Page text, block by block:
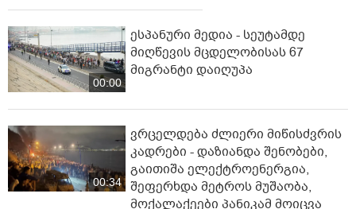
00:00
ესპანური მედია - სეუტამდე
მიღწევის მცდელობისას 67
მიგრანტი დაიღუპა
00:34
ვრცელდება ძლიერი მიწისძვრის
კადრები - დაზიანდა შენობები,
გაითიშა ელექტროენერგია,
შეფერხდა მეტროს მუშაობა,
მოქალაქეები პანიკამ მოიცვა